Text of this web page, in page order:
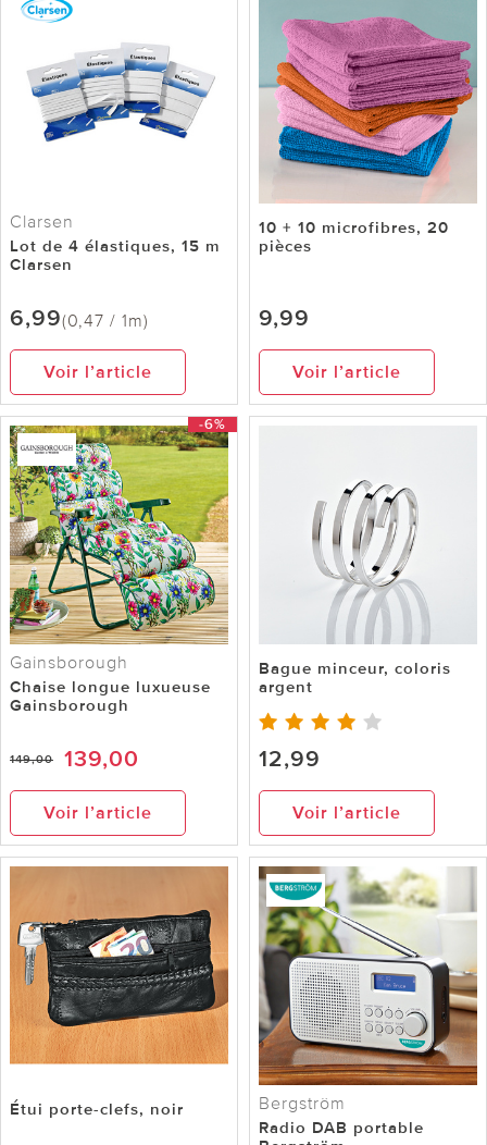
Clarsen
Lot de 4 élastiques, 15 m
Clarsen
6,99(0,47 / 1m)
Voir l’article
10 + 10 microfibres, 20
pièces
9,99
Voir l’article
-6%
Gainsborough
Chaise longue luxueuse
Gainsborough
149,00 139,00
Voir l’article
Bague minceur, coloris
argent
12,99
Voir l’article
Étui porte-clefs, noir Bergström
Radio DAB portable